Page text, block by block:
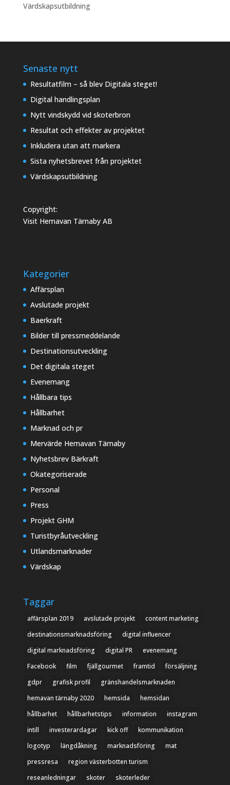
Värdskapsutbildning
Senaste nytt
Resultatfilm – så blev Digitala steget!
Digital handlingsplan
Nytt vindskydd vid skoterbron
Resultat och effekter av projektet
Inkludera utan att markera
Sista nyhetsbrevet från projektet
Värdskapsutbildning
Copyright:
Visit Hemavan Tärnaby AB
Kategorier
Affärsplan
Avslutade projekt
Baerkraft
Bilder till pressmeddelande
Destinationsutveckling
Det digitala steget
Evenemang
Hållbara tips
Hållbarhet
Marknad och pr
Mervärde Hemavan Tärnaby
Nyhetsbrev Bärkraft
Okategoriserade
Personal
Press
Projekt GHM
Turistbyråutveckling
Utlandsmarknader
Värdskap
Taggar
affärsplan 2019 avslutade projekt
content marketing
destinationsmarknadsföring
digital influencer
digital marknadsföring
digital PR
evenemang
Facebook
film fjällgourmet framtid
försäljning
gdpr
grafisk profil
gränshandelsmarknaden
hemavan tärnaby 2020
hemsida
hemsidan
hållbarhet
hållbarhetstips information
instagram
intill
investerardagar kick off
kommunikation
logotyp
längdåkning marknadsföring
mat
pressresa
region västerbotten turism
reseanledningar
skoter skoterleder